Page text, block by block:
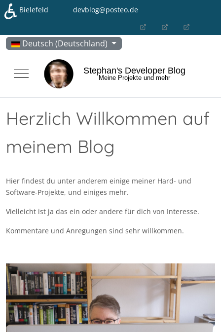
Bielefeld devblog@posteo.de
Sprache auswählen
Deutsch (Deutschland)
Mobile Menu ToggleStephan's Developer Blog
Meine Projekte und mehr
Herzlich Willkommen auf
meinem Blog
Hier findest du unter anderem einige meiner Hard- und
Software-Projekte, und einiges mehr.
Vielleicht ist ja das ein oder andere für dich von Interesse.
Kommentare und Anregungen sind sehr willkommen.
♿